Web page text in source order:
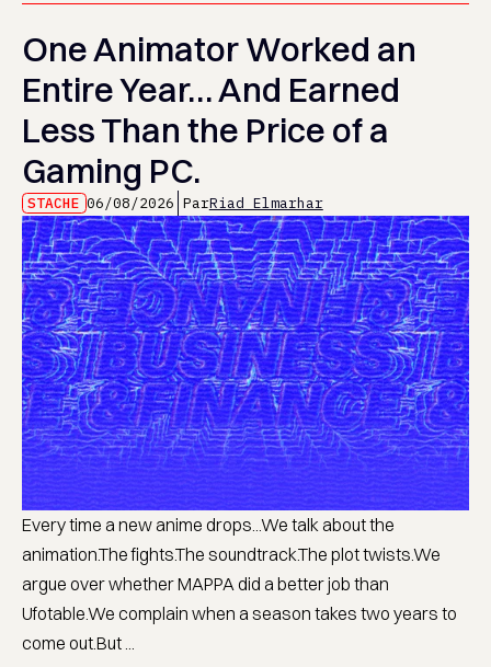
One Animator Worked an
Entire Year… And Earned
Less Than the Price of a
Gaming PC.
STACHE 06/08/2026 ParRiad Elmarhar
Every time a new anime drops...We talk about the
animation.The fights.The soundtrack.The plot twists.We
argue over whether MAPPA did a better job than
Ufotable.We complain when a season takes two years to
come out.But ...